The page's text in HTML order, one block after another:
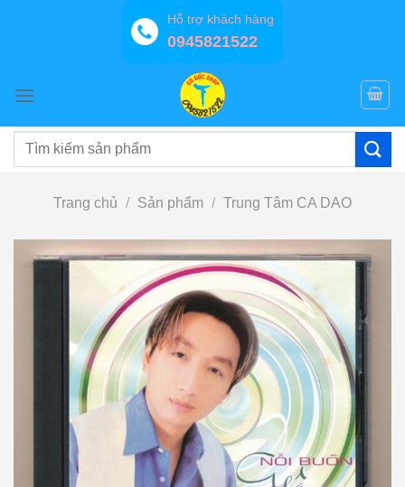
Hỗ trợ khách hàng
0945821522
Tìm
Trang chủ / Sản phẩm / Trung Tâm CA DAO